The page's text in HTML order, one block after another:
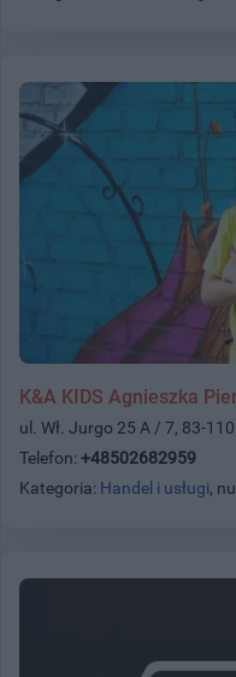
K&A KIDS Agnieszka
ul. Wł. Jurgo 25 A / 7, 83-
Telefon: +48502682959
Kategoria: Handel i usługi,